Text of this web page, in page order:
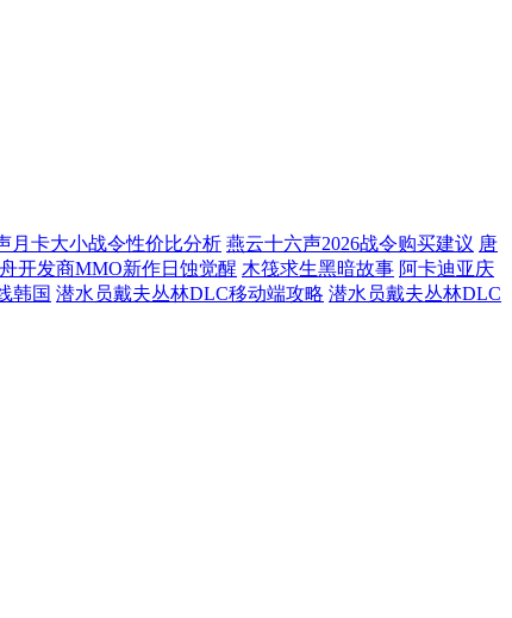
月卡大小战令性价比分析 燕云十六声2026战令购买建议 唐
开发商MMO新作日蚀觉醒 木筏求生黑暗故事 阿卡迪亚庆
韩国 潜水员戴夫丛林DLC移动端攻略 潜水员戴夫丛林DLC